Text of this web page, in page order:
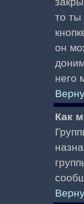
то ты
он
него
Как